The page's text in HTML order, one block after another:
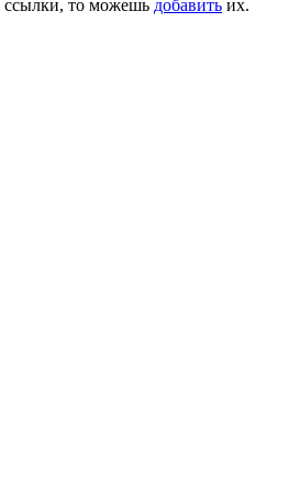
ссылки, то можешь добавить их.